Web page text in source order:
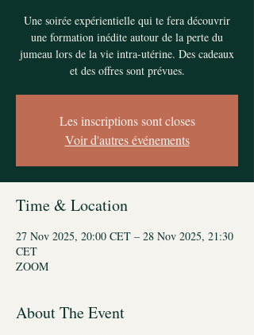
Une soirée expérientielle qui te fera découvrir
une formation inédite autour de la perte du
jumeau lors de la vie intra-utérine. Des cadeaux
et des offres sont prévues.
Les inscriptions sont closes
Voir d'autres événements
Time & Location
27 Nov 2025, 20:00 CET – 28 Nov 2025, 21:30
CET
ZOOM
About The Event